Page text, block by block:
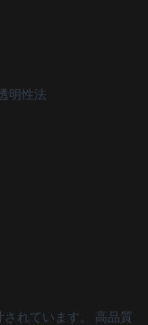
明性法
れています。 高品質